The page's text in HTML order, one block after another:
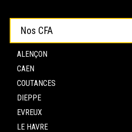
Nos CFA
ALENÇON
CAEN
COUTANCES
DIEPPE
EVREUX
LE HAVRE